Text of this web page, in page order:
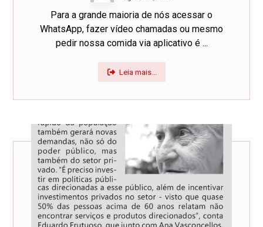
Para a grande maioria de nós acessar o
WhatsApp, fazer vídeo chamadas ou mesmo
pedir nossa comida via aplicativo é ...
Leia mais...